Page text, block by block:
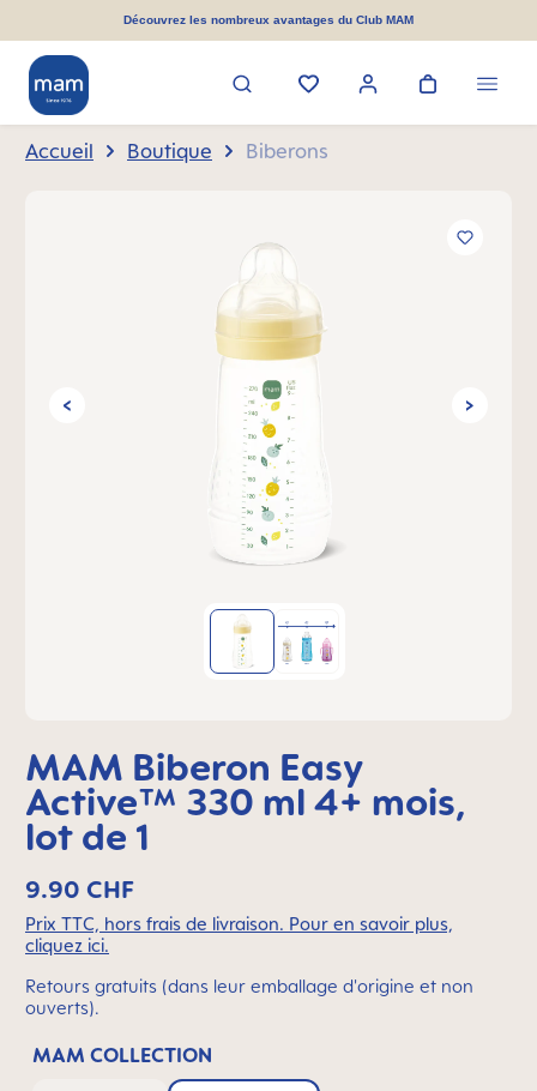
principalDécouvrez les nombreux avantages du Club MAM
Accueil Boutique Biberons
MAM Biberon Easy
Active™ 330 ml 4+ mois,
lot de 1
9.90 CHF
Prix TTC, hors frais de livraison. Pour en savoir plus,
cliquez ici.
Retours gratuits (dans leur emballage d'origine et non
ouverts).
MAM COLLECTION